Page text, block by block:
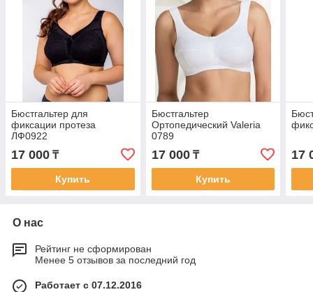
Бюстгальтер для
фиксации протеза
ЛФ0922
17 000 ₸
Купить
Бюстгальтер
Ортопедический Valeria
0789
17 000₸
Купить
17
О нас
Рейтинг не сформирован
Менее 5 отзывов за последний год
Работает с 07.12.2016